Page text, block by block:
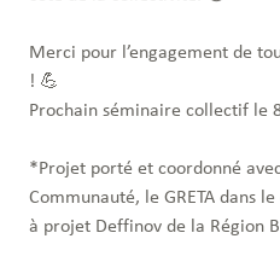
Merci pour l’engagement de
! 💪
Prochain séminaire collectif le
*Projet porté et coordonné
Communauté, le GRETA dans
à projet Deffinov de la Région